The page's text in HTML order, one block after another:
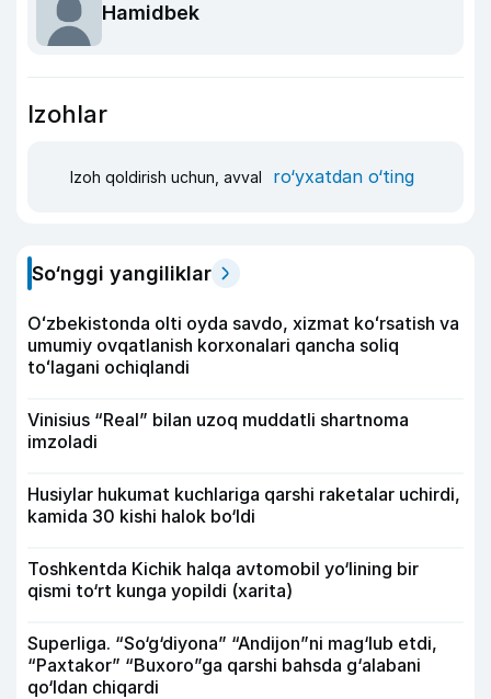
Hamidbek
Izohlar
Izoh qoldirish uchun, avval ro‘yxatdan o‘ting
So‘nggi yangiliklar
Oʻzbekistonda olti oyda savdo, xizmat koʻrsatish va
umumiy ovqatlanish korxonalari qancha soliq
toʻlagani ochiqlandi
Vinisius “Real” bilan uzoq muddatli shartnoma
imzoladi
Husiylar hukumat kuchlariga qarshi raketalar uchirdi,
kamida 30 kishi halok bo‘ldi
Toshkentda Kichik halqa avtomobil yo‘lining bir
qismi to‘rt kunga yopildi (xarita)
Superliga. “So‘g‘diyona” “Andijon”ni mag‘lub etdi,
“Paxtakor” “Buxoro”ga qarshi bahsda g‘alabani
qo‘ldan chiqardi